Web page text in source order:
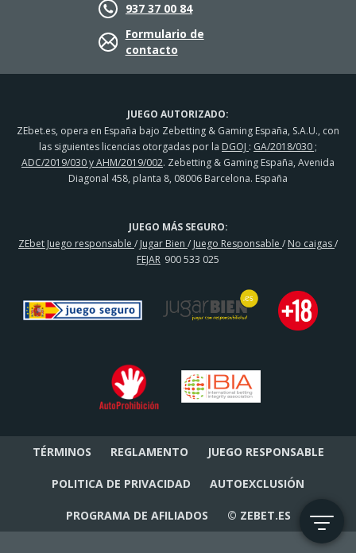
JUEGO AUTORIZADO:
ZEbet.es, opera en España bajo Zebetting & Gaming España, S.A.U., con
las siguientes licencias otorgadas por la DGOJ : GA/2018/030 ;
ADC/2019/030 y AHM/2019/002. Zebetting & Gaming España, Avenida
Diagonal 458, planta 8, 08006 Barcelona. España
JUEGO MÁS SEGURO:
ZEbet Juego responsable / Jugar Bien / Juego Responsable / No caigas/
FEJAR 900 533 025
937 37 00 84
Formulario de
contacto
TÉRMINOS REGLAMENTO JUEGO RESPONSABLE
POLITICA DE PRIVACIDAD AUTOEXCLUSIÓN
PROGRAMA DE AFILIADOS © ZEBET.ES